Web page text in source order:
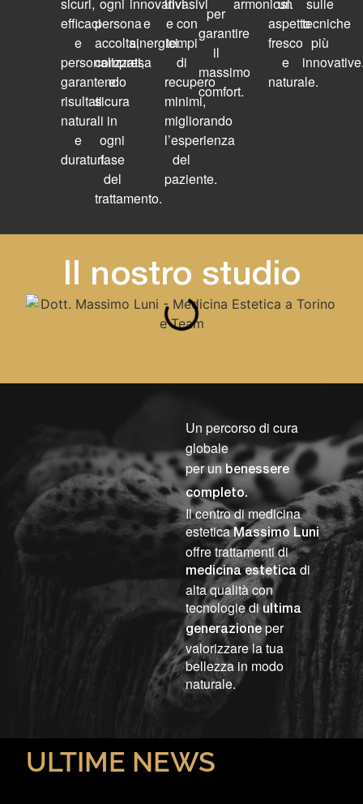
efficaci
e
personalizzati,
garantendo
risultati
naturali
e
duraturi.
persona
accolta,
compresa
e
sicura
in
ogni
fase
del
trattamento.
e
sinergici.
e con
tempi
di
recupero
minimi,
migliorando
l’esperienza
del
paziente.
per
garantire
il
massimo
comfort.
aspetto
fresco
e
naturale.
tecniche
più
Il nostro studio
Un percorso di cura
globale
per unbenessere
completo.
Il centro di medicina
esteticaMassimo Luni
offre trattamenti di
medicina esteticadi
alta qualità con
tecnologie diultima
generazioneper
valorizzare la tua
bellezza in modo
naturale.
ULTIME NEWS